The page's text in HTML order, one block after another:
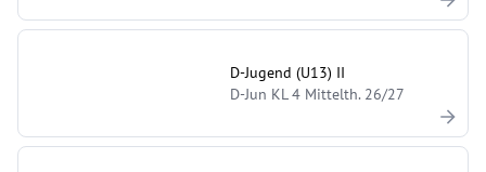
D-Jugend (U13) II
D-Jun KL 4 Mittelth. 26/27